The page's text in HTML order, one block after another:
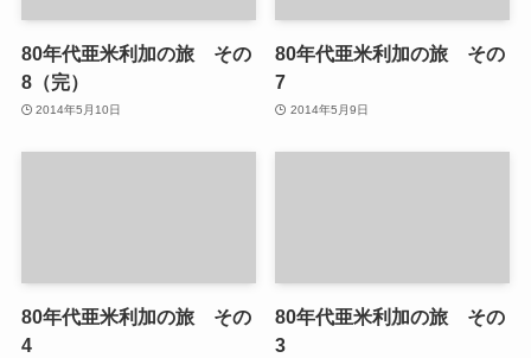
80年代亜米利加の旅 その
8（完）
2014年5月10日
80年代亜米利加の旅 その
7
2014年5月9日
80年代亜米利加の旅 その
4
80年代亜米利加の旅 その
3